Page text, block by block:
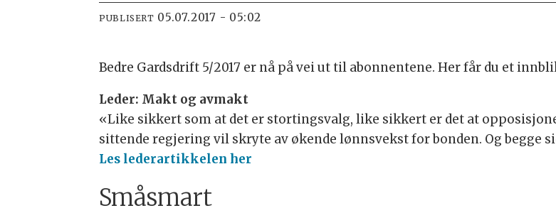
PUBLISERT 05.07.2017 - 05:02
Bedre Gardsdrift 5/2017 er nå på vei ut til abonnentene. Her får du et
Leder: Makt og avmakt
«Like sikkert som at det er stortingsvalg, like sikkert er det at
sittende regjering vil skryte av økende lønnsvekst for bonden. Og begge
Les lederartikkelen her
Småsmart